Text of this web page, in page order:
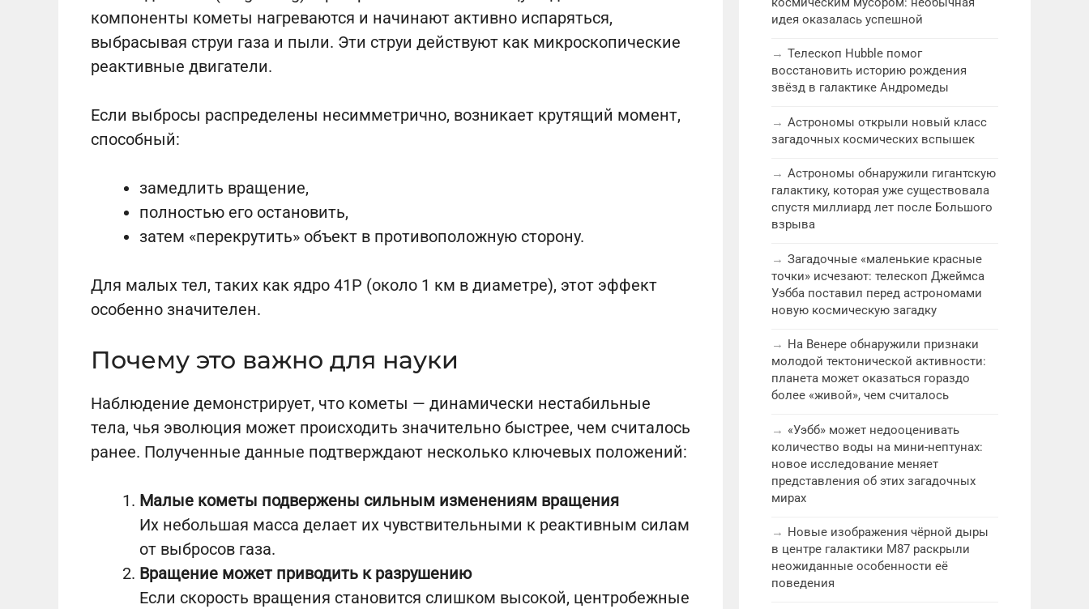
компоненты кометы нагреваются и начинают активно испаряться,
выбрасывая струи газа и пыли. Эти струи действуют как микроскопические
реактивные двигатели.
Если выбросы распределены несимметрично, возникает крутящий момент,
способный:
замедлить вращение,
полностью его остановить,
затем «перекрутить» объект в противоположную сторону.
Для малых тел, таких как ядро 41P (около 1 км в диаметре), этот эффект
особенно значителен.
Почему это важно для науки
Наблюдение демонстрирует, что кометы — динамически нестабильные
тела, чья эволюция может происходить значительно быстрее, чем считалось
ранее. Полученные данные подтверждают несколько ключевых положений:
Малые кометы подвержены сильным изменениям вращения
Их небольшая масса делает их чувствительными к реактивным силам
от выбросов газа.
Вращение может приводить к разрушению
Если скорость вращения становится слишком высокой, центробежные
идея оказалась успешной
Телескоп Hubble помог
восстановить историю рождения
звёзд в галактике Андромеды
Астрономы открыли новый класс
загадочных космических вспышек
Астрономы обнаружили гигантскую
галактику, которая уже существовала
спустя миллиард лет после Большого
взрыва
Загадочные «маленькие красные
точки» исчезают: телескоп Джеймса
Уэбба поставил перед астрономами
новую космическую загадку
На Венере обнаружили признаки
молодой тектонической активности:
планета может оказаться гораздо
более «живой», чем считалось
«Уэбб» может недооценивать
количество воды на мини-нептунах:
новое исследование меняет
представления об этих загадочных
мирах
Новые изображения чёрной дыры
в центре галактики M87 раскрыли
неожиданные особенности её
поведения